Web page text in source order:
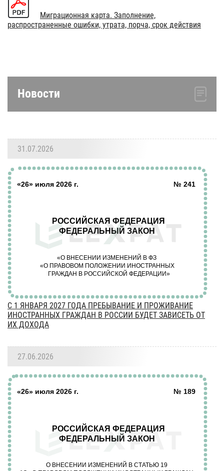
Миграционная карта. Заполнение,
распространенные ошибки, утрата, порча, срок действия
Новости
31.07.2026
С 1 ЯНВАРЯ 2027 ГОДА ПРЕБЫВАНИЕ И ПРОЖИВАНИЕ
ИНОСТРАННЫХ ГРАЖДАН В РОССИИ БУДЕТ ЗАВИСЕТЬ ОТ
ИХ ДОХОДА
27.06.2026